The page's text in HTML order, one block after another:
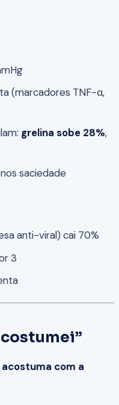
(marcadores TNF-α,
grelina sobe 28%,
saciedade
anti-viral) cai 70%
3
com a